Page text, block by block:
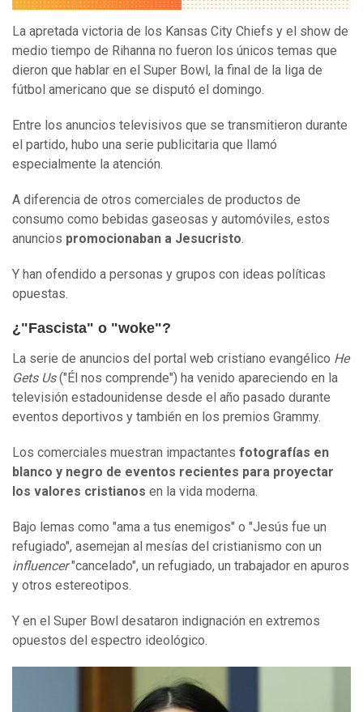
La apretada victoria de los Kansas City Chiefs y el show de
medio tiempo de Rihanna no fueron los únicos temas que
dieron que hablar en el Super Bowl, la final de la liga de
fútbol americano que se disputó el domingo.
Entre los anuncios televisivos que se transmitieron durante
el partido, hubo una serie publicitaria que llamó
especialmente la atención.
A diferencia de otros comerciales de productos de
consumo como bebidas gaseosas y automóviles, estos
anuncios promocionaban a Jesucristo.
Y han ofendido a personas y grupos con ideas políticas
opuestas.
¿"Fascista" o "woke"?
La serie de anuncios del portal web cristiano evangélico He
Gets Us("Él nos comprende") ha venido apareciendo en la
televisión estadounidense desde el año pasado durante
eventos deportivos y también en los premios Grammy.
Los comerciales muestran impactantes fotografías en
blanco y negro de eventos recientes para proyectar
los valores cristianos en la vida moderna.
Bajo lemas como "ama a tus enemigos" o "Jesús fue un
refugiado", asemejan al mesías del cristianismo con un
influencer"cancelado", un refugiado, un trabajador en apuros
y otros estereotipos.
Y en el Super Bowl desataron indignación en extremos
opuestos del espectro ideológico.